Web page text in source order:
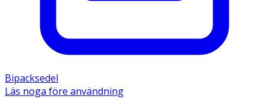
Bipacksedel
Läs noga före användning